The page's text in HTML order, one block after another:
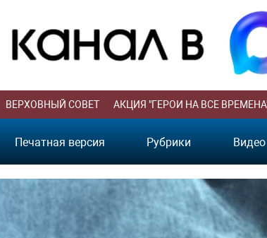
ВЕРХОВНЫЙ СОВЕТ АКЦИЯ "ГЕРОИ НА ВСЕ
Печатная версия Рубрики Видео